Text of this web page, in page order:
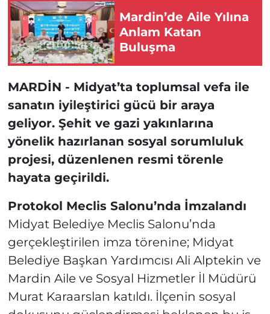
Mardin’de Aile Yılına
Anlam Katan
Buluşma
MARDİN - Midyat’ta toplumsal vefa ile
sanatın iyileştirici gücü bir araya
geliyor. Şehit ve gazi yakınlarına
yönelik hazırlanan sosyal sorumluluk
projesi, düzenlenen resmi törenle
hayata geçirildi.
Protokol Meclis Salonu’nda İmzalandı
Midyat Belediye Meclis Salonu’nda
gerçekleştirilen imza törenine; Midyat
Belediye Başkan Yardımcısı Ali Alptekin ve
Mardin Aile ve Sosyal Hizmetler İl Müdürü
Murat Karaarslan katıldı. İlçenin sosyal